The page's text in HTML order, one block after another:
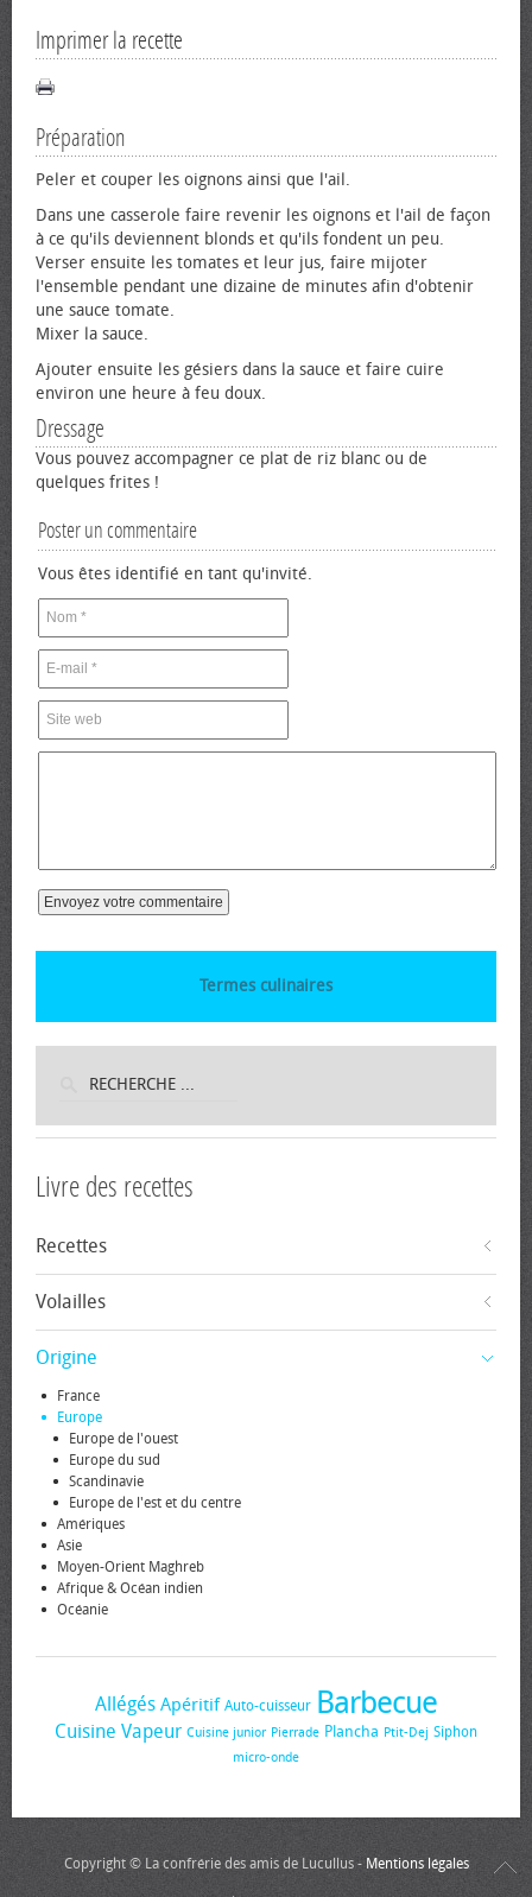
Imprimer la recette
Préparation
Peler et couper les oignons ainsi que l'ail.
Dans une casserole faire revenir les oignons et l'ail de façon
à ce qu'ils deviennent blonds et qu'ils fondent un peu.
Verser ensuite les tomates et leur jus, faire mijoter
l'ensemble pendant une dizaine de minutes afin d'obtenir
une sauce tomate.
Mixer la sauce.
Ajouter ensuite les gésiers dans la sauce et faire cuire
environ une heure à feu doux.
Dressage
Vous pouvez accompagner ce plat de riz blanc ou de
quelques frites !
Poster un commentaire
Vous êtes identifié en tant qu'invité.
Termes culinaires
Livre des recettes
Recettes
Volailles
Origine
France
Europe
Europe de l'ouest
Europe du sud
Scandinavie
Europe de l'est et du centre
Amériques
Asie
Moyen-Orient Maghreb
Afrique & Océan indien
Océanie
Allégés Apéritif Auto-cuisseur Barbecue
Cuisine Vapeur Cuisine junior Pierrade Plancha Ptit-Dej Siphon
micro-onde
Copyright © La confrérie des amis de Lucullus - Mentions légales